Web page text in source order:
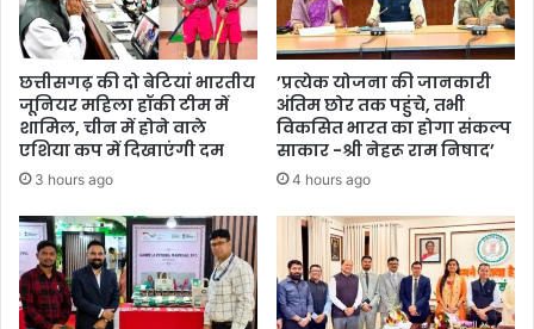
रही-
अनुज
छत्तीसगढ़ की दो बेटियां भारतीय
जूनियर महिला हॉकी टीम में
शामिल, चीन में होने वाले
एशिया कप में दिखाएंगी दम
3 hours ago
’प्रत्येक योजना की जानकारी
अंतिम छोर तक पहुंचे, तभी
विकसित भारत का होगा संकल्प
साकार -श्री नेहरू राम निषाद’
4 hours ago